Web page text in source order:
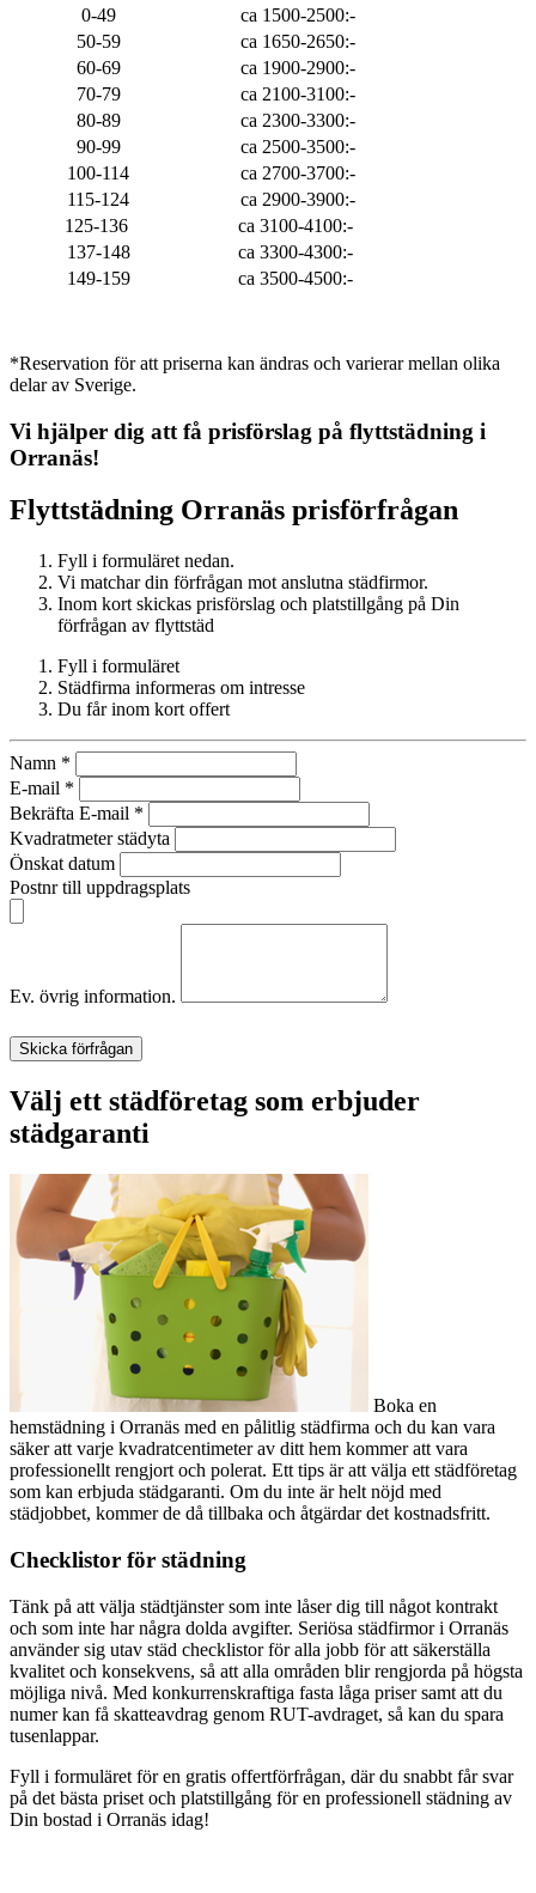
0-49
ca 1500-2500:-
50-59
ca 1650-2650:-
60-69
ca 1900-2900:-
70-79
ca 2100-3100:-
80-89
ca 2300-3300:-
90-99
ca 2500-3500:-
100-114
ca 2700-3700:-
115-124
ca 2900-3900:-
125-136
ca 3100-4100:-
137-148
ca 3300-4300:-
149-159
ca 3500-4500:-
*Reservation för att priserna kan ändras och varierar mellan olika
delar av Sverige.
Vi hjälper dig att få prisförslag på flyttstädning i
Orranäs!
Flyttstädning Orranäs prisförfrågan
Fyll i formuläret nedan.
Vi matchar din förfrågan mot anslutna städfirmor.
Inom kort skickas prisförslag och platstillgång på Din
förfrågan av flyttstäd
Fyll i formuläret
Städfirma informeras om intresse
Du får inom kort offert
Namn *
E-mail *
Bekräfta E-mail *
Kvadratmeter städyta
Önskat datum
Postnr till uppdragsplats
Ev. övrig information.
Skicka förfrågan
Välj ett städföretag som erbjuder
städgaranti
Boka en
hemstädning i Orranäs med en pålitlig städfirma och du kan vara
säker att varje kvadratcentimeter av ditt hem kommer att vara
professionellt rengjort och polerat. Ett tips är att välja ett städföretag
som kan erbjuda städgaranti. Om du inte är helt nöjd med
städjobbet, kommer de då tillbaka och åtgärdar det kostnadsfritt.
Checklistor för städning
Tänk på att välja städtjänster som inte låser dig till något kontrakt
och som inte har några dolda avgifter. Seriösa städfirmor i Orranäs
använder sig utav städ checklistor för alla jobb för att säkerställa
kvalitet och konsekvens, så att alla områden blir rengjorda på högsta
möjliga nivå. Med konkurrenskraftiga fasta låga priser samt att du
numer kan få skatteavdrag genom RUT-avdraget, så kan du spara
tusenlappar.
Fyll i formuläret för en gratis offertförfrågan, där du snabbt får svar
på det bästa priset och platstillgång för en professionell städning av
Din bostad i Orranäs idag!